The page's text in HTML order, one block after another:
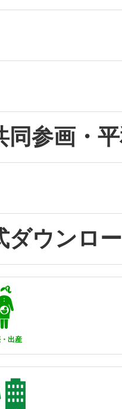
同参画・
ダウンロ
出産